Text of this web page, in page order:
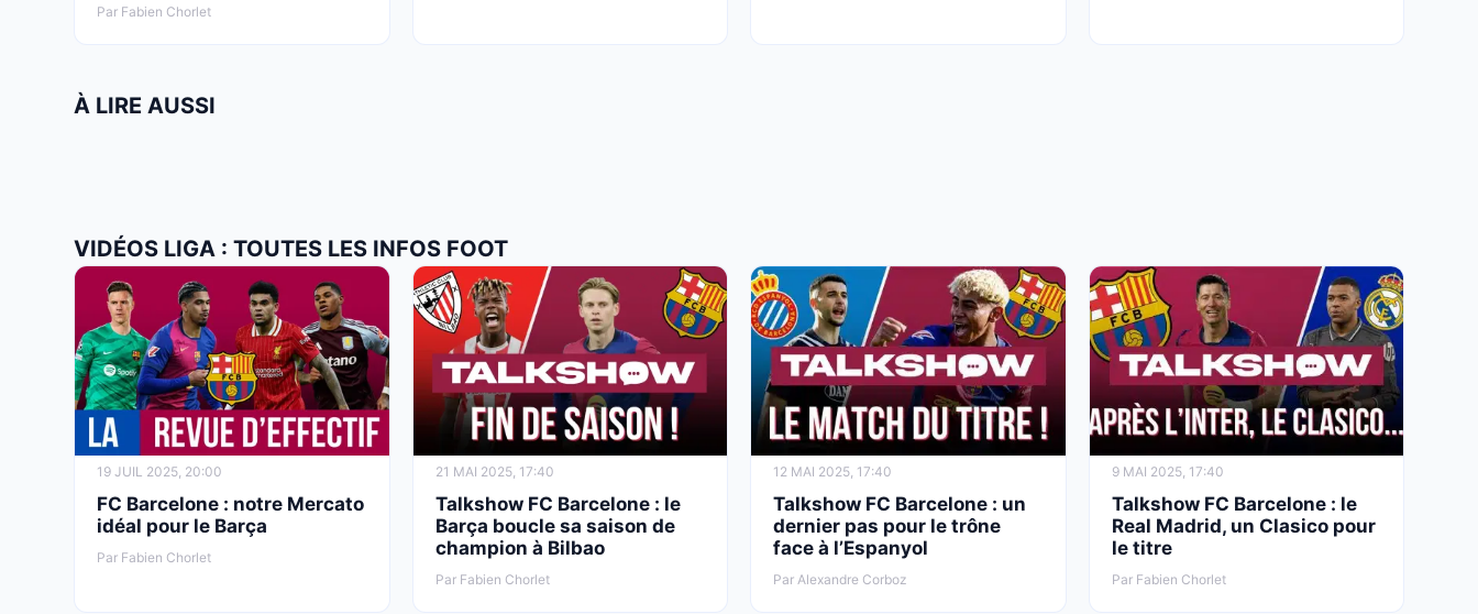
Real Madrid : le pari à 25 M€ qui fragilise
encore Endrick
Par Fabien Chorlet
À LIRE AUSSI
VIDÉOS LIGA : TOUTES LES INFOS FOOT
19 JUIL 2025, 20:00
FC Barcelone : notre Mercato
idéal pour le Barça
Par Fabien Chorlet
21 MAI 2025, 17:40
Talkshow FC Barcelone : le
Barça boucle sa saison de
champion à Bilbao
Par Fabien Chorlet
12 MAI 2025, 17:40
Talkshow FC Barcelone : un
dernier pas pour le trône
face à l’Espanyol
Par Alexandre Corboz
9 MAI 2025, 17:40
Talkshow FC Barcelone : le
Real Madrid, un Clasico pour
le titre
Par Fabien Chorlet